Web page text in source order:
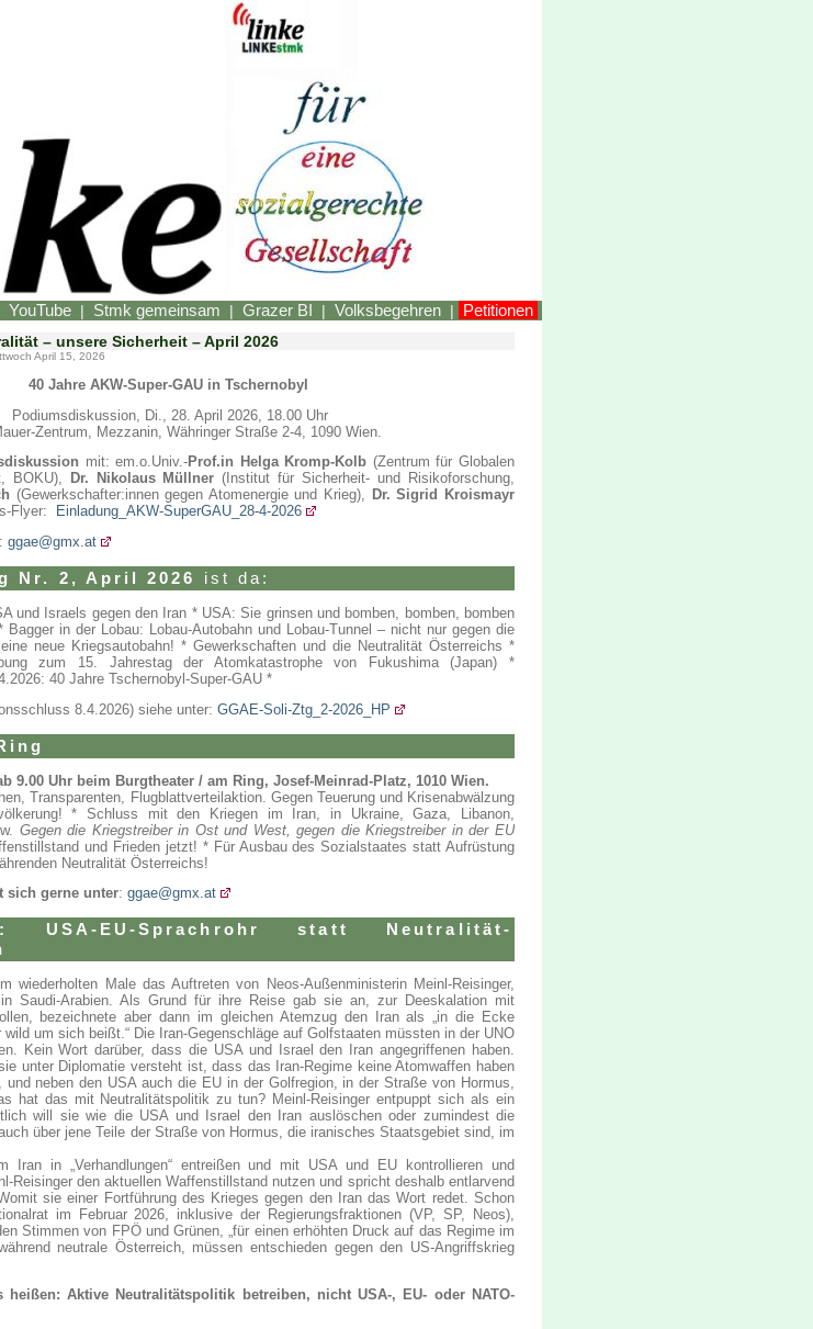
YouTube | Stmk gemeinsam | Grazer BI | Volksbegehren | Petitionen
– unsere Sicherheit – April 2026
April 15, 2026
40 Jahre AKW-Super-GAU in Tschernobyl
Podiumsdiskussion, Di., 28. April 2026, 18.00 Uhr
Zentrum, Mezzanin, Währinger Straße 2-4, 1090 Wien.
mit: em.o.Univ.-Prof.in Helga Kromp-Kolb (Zentrum für Globalen
BOKU),
Dr. Nikolaus Müllner (Institut für Sicherheit- und Risikoforschung,
(Gewerkschafter:innen gegen Atomenergie und Krieg), Dr. Sigrid Kroismayr
Flyer:
Einladung_AKW-SuperGAU_28-4-2026
: ggae@gmx.at
Nr. 2, April 2026 ist da:
und Israels gegen den Iran * USA: Sie grinsen und bomben, bomben, bomben
Bagger in der Lobau: Lobau-Autobahn und Lobau-Tunnel – nicht nur gegen die
neue Kriegsautobahn! * Gewerkschaften und die Neutralität Österreichs *
zum 15. Jahrestag der Atomkatastrophe von Fukushima (Japan) *
40 Jahre Tschernobyl-Super-GAU *
8.4.2026) siehe unter: GGAE-Soli-Ztg_2-2026_HP
9.00 Uhr beim Burgtheater / am Ring, Josef-Meinrad-Platz, 1010 Wien.
Transparenten, Flugblattverteilaktion. Gegen Teuerung und Krisenabwälzung
* Schluss mit den Kriegen im Iran, in Ukraine, Gaza, Libanon,
Gegen die Kriegstreiber in Ost und West, gegen die Kriegstreiber in der EU
und Frieden jetzt! * Für Ausbau des Sozialstaates statt Aufrüstung
Neutralität Österreichs!
sich gerne unter: ggae@gmx.at
USA-EU-Sprachrohr statt Neutralität-
wiederholten Male das Auftreten von Neos-Außenministerin Meinl-Reisinger,
Saudi-Arabien. Als Grund für ihre Reise gab sie an, zur Deeskalation mit
bezeichnete aber dann im gleichen Atemzug den Iran als „in die Ecke
wild um sich beißt.“ Die Iran-Gegenschläge auf Golfstaaten müssten in der UNO
Kein Wort darüber, dass die USA und Israel den Iran angegriffenen haben.
unter Diplomatie versteht ist, dass das Iran-Regime keine Atomwaffen haben
und neben den USA auch die EU in der Golfregion, in der Straße von Hormus,
hat das mit Neutralitätspolitik zu tun? Meinl-Reisinger entpuppt sich als ein
will sie wie die USA und Israel den Iran auslöschen oder zumindest die
über jene Teile der Straße von Hormus, die iranisches Staatsgebiet sind, im
Iran in „Verhandlungen“ entreißen und mit USA und EU kontrollieren und
Reisinger den aktuellen Waffenstillstand nutzen und spricht deshalb entlarvend
sie einer Fortführung des Krieges gegen den Iran das Wort redet. Schon
im Februar 2026, inklusive der Regierungsfraktionen (VP, SP, Neos),
Stimmen von FPÖ und Grünen, „für einen erhöhten Druck auf das Regime im
neutrale Österreich, müssen entschieden gegen den US-Angriffskrieg
heißen: Aktive Neutralitätspolitik betreiben, nicht USA-, EU- oder NATO-